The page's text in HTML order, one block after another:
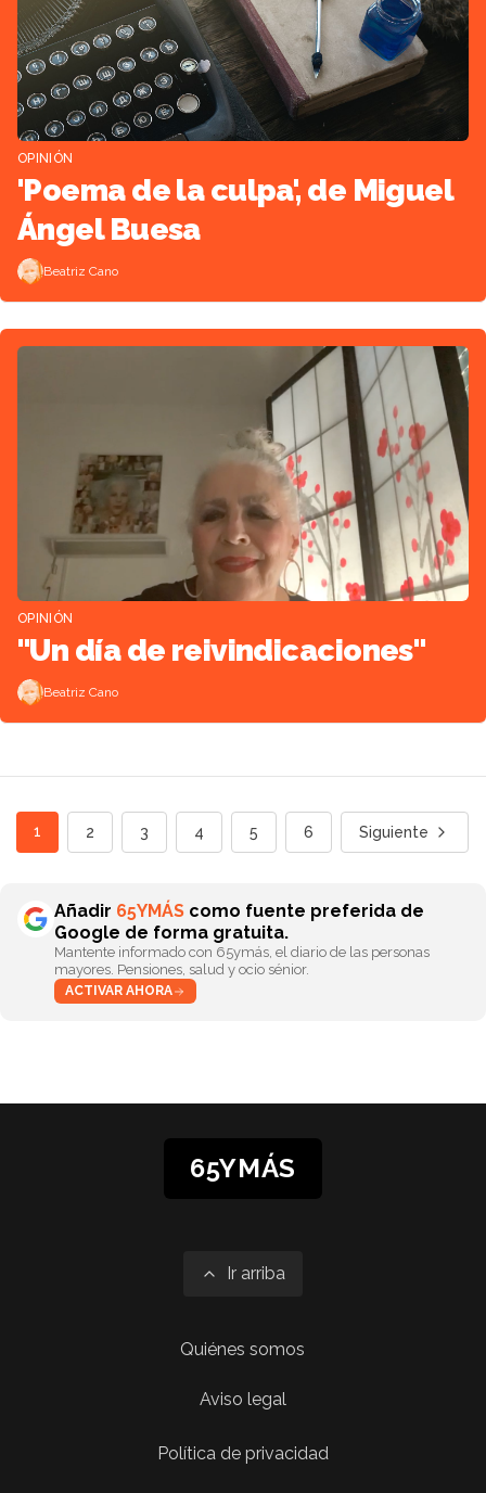
OPINIÓN
'Poema de la culpa', de Miguel
Ángel Buesa
Beatriz Cano
OPINIÓN
"Un día de reivindicaciones"
Beatriz Cano
1 2 3 4 5 6 Siguiente
Añadir 65YMÁS como fuente preferida de
Google de forma gratuita.
Mantente informado con 65ymás, el diario de las personas
mayores. Pensiones, salud y ocio sénior.
ACTIVAR AHORA
65YMÁS
Ir arriba
Quiénes somos
Aviso legal
Política de privacidad